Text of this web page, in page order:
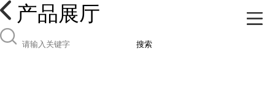
产品展厅
搜索